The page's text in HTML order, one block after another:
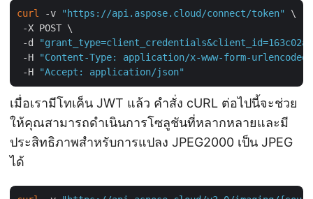
curl -v "https://api.aspose.cloud/connect/token"
\
-X POST \
-d
-H
"Content-Type: application/x-www-form-urlencoded"
-H
"Accept: application/json"
เมื่อเรามีโทเค็น JWT แล้ว คำสั่ง cURL ต่อไปนี้จะช่วย
ให้คุณสามารถดำเนินการโซลูชันที่หลากหลายและมี
ประสิทธิภาพสำหรับการแปลง JPEG2000 เป็น JPEG
ได้